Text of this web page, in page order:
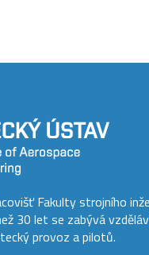
Fakulty strojního
30 let se zabývá
provoz a pilotů.